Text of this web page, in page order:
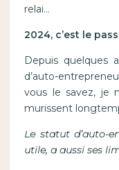
relai…
2024, c’est le
Depuis quelques
d’auto-
vous le savez, je
murissent
Le statut d’auto-
utile, a aussi ses